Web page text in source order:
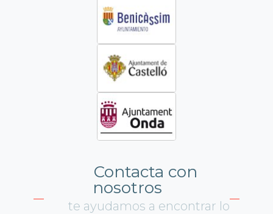
Contacta con
nosotros
te ayudamos a encontrar lo